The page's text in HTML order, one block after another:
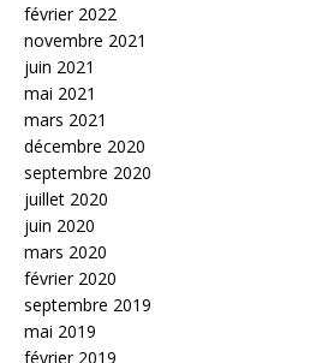
février 2022
novembre 2021
juin 2021
mai 2021
mars 2021
décembre 2020
septembre 2020
juillet 2020
juin 2020
mars 2020
février 2020
septembre 2019
mai 2019
février 2019